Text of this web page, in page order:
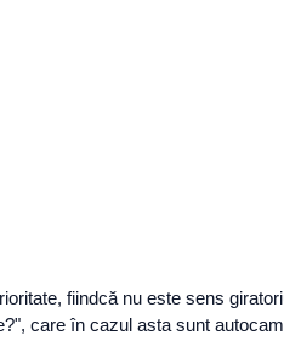
fiindcă nu este sens
care în cazul asta sunt